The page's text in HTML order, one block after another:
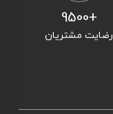
+9500
رضایت مشتریان